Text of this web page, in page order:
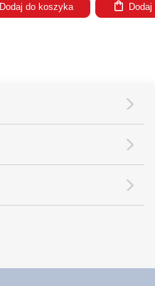
Dodaj do koszyka